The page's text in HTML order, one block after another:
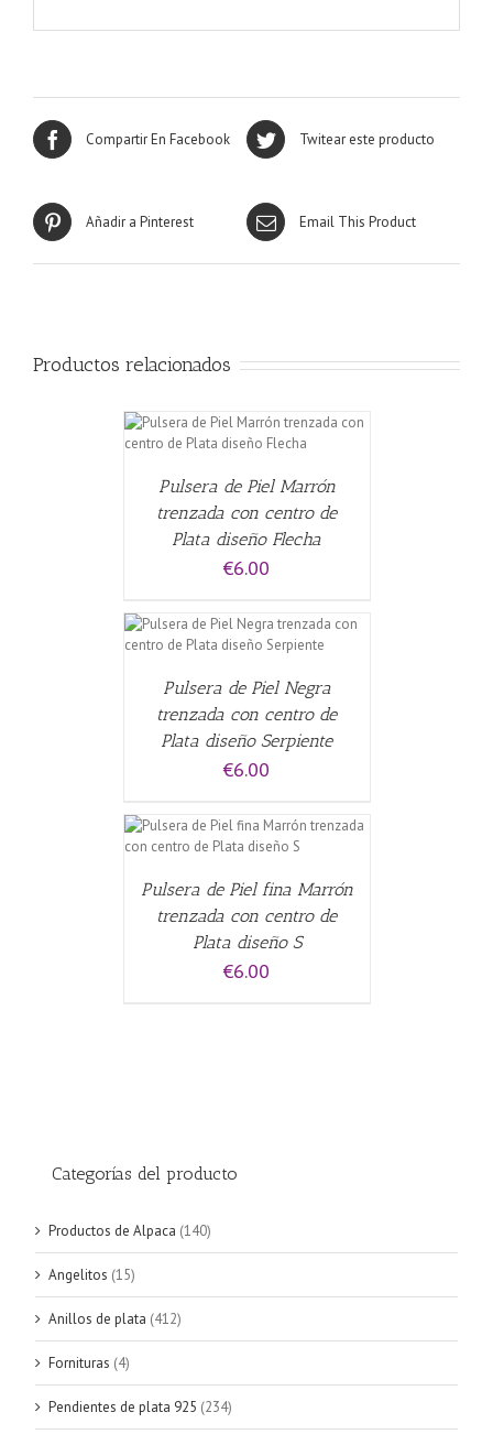
Compartir En Facebook Twitear este producto
Añadir a Pinterest Email This Product
Productos relacionados
Pulsera de Piel Marrón
trenzada con centro de
Plata diseño Flecha
€6.00
Pulsera de Piel Negra
trenzada con centro de
Plata diseño Serpiente
€6.00
Pulsera de Piel fina Marrón
trenzada con centro de
Plata diseño S
€6.00
Categorías del producto
Productos de Alpaca (140)
Angelitos (15)
Anillos de plata (412)
Fornituras (4)
Pendientes de plata 925 (234)